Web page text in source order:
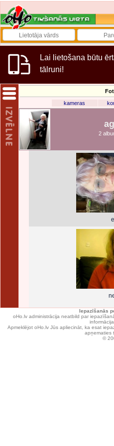
Lai lietošana būtu
tālruni!
kameras
2
Iepazīšanās
oHo.lv administrācija neatbild par
Apmeklējot oHo.lv Jūs apliecināt, ka esat
apņematies
©